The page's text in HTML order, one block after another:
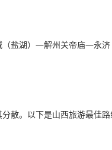
盐湖）—解州关帝庙—永
散。以下是山西旅游最佳路